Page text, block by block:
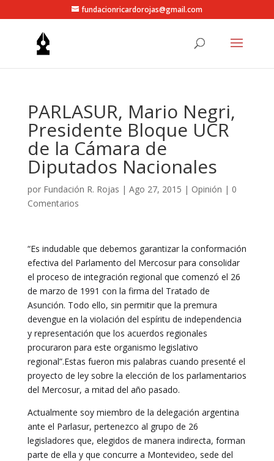
fundacionricardorojas@gmail.com
PARLASUR, Mario Negri,
Presidente Bloque UCR
de la Cámara de
Diputados Nacionales
por Fundación R. Rojas | Ago 27, 2015 | Opinión | 0
Comentarios
“Es indudable que debemos garantizar la conformación
efectiva del Parlamento del Mercosur para consolidar
el proceso de integración regional que comenzó el 26
de marzo de 1991 con la firma del Tratado de
Asunción. Todo ello, sin permitir que la premura
devengue en la violación del espíritu de independencia
y representación que los acuerdos regionales
procuraron para este organismo legislativo
regional”.Estas fueron mis palabras cuando presenté el
proyecto de ley sobre la elección de los parlamentarios
del Mercosur, a mitad del año pasado.
Actualmente soy miembro de la delegación argentina
ante el Parlasur, pertenezco al grupo de 26
legisladores que, elegidos de manera indirecta, forman
parte de ella y que concurre a Montevideo, sede del